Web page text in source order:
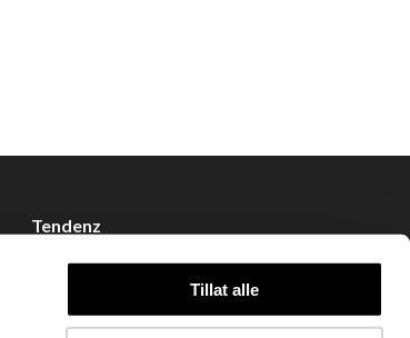
Tillat alle
Tendenz
Handle hos oss